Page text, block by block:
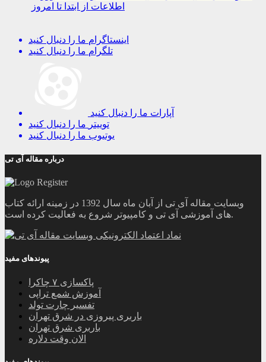
اطلاعات از ابتدا تا امروز
اینستاگرام ما را دنبال کنید
تلگرام ما را دنبال کنید
آپارات ما را دنبال کنید
توییتر ما را دنبال کنید
یوتیوب ما را دنبال کنید
درباره مقاله آی تی
وبسایت مقاله آی تی از آبان ماه سال 1392 در زمینه ارائه کتاب
های آموزشی آی تی و کامپیوتر شروع به فعالیت کرده است.
پیوندهای مفید
پاکسازی ۷ چاکرا
آموزش شمع تراپی
تفسیر چارت تولد
باربری پیروزی در شرق تهران
باربری شرق تهران
الان وقت دلاره